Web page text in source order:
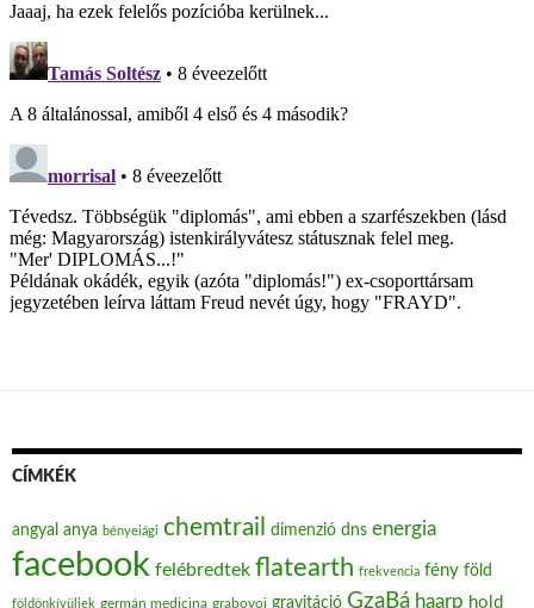
CÍMKÉK
angyal anya bényeiági chemtrail dimenzió dns energia
facebook felébredtek flatearth frekvencia fény föld
földönkívüliek germán medicina grabovoj gravitáció GzaBá haarp hold